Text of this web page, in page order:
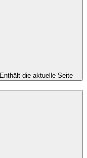
Enthält die aktuelle Seite